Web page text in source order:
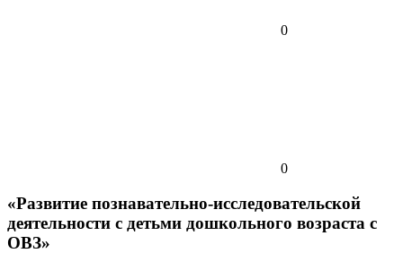
0
0
«Развитие познавательно-исследовательской
деятельности с детьми дошкольного возраста с
ОВЗ»